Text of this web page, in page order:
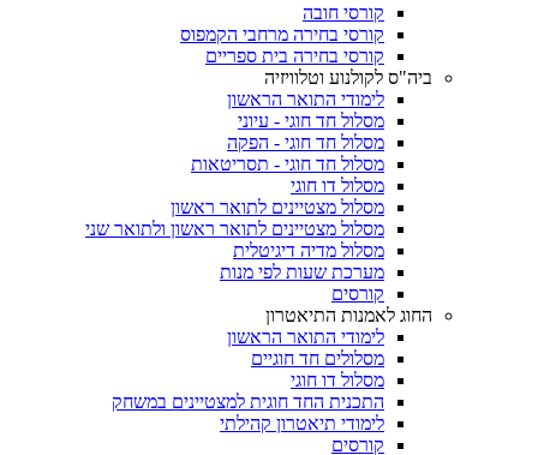
קורסי חובה
קורסי בחירה מרחבי הקמפוס
קורסי בחירה בית ספריים
ביה"ס לקולנוע וטלוויזיה
לימודי התואר הראשון
מסלול חד חוגי - עיוני
מסלול חד חוגי - הפקה
מסלול חד חוגי - תסריטאות
מסלול דו חוגי
מסלול מצטיינים לתואר ראשון
מסלול מצטיינים לתואר ראשון ולתואר שני
מסלול מדיה דיגיטלית
מערכת שעות לפי מנות
קורסים
החוג לאמנות התיאטרון
לימודי התואר הראשון
מסלולים חד חוגיים
מסלול דו חוגי
התכנית החד חוגית למצטיינים במשחק
לימודי תיאטרון קהילתי
קורסים